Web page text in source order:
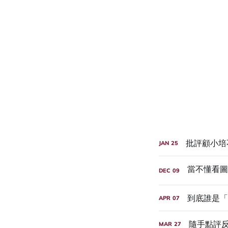
JAN 25 批評顧小培
DEC 09
APR 07 到底誰是
MAR 27 隨手點評